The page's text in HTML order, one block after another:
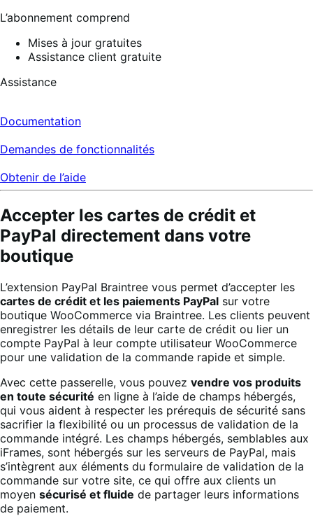
L’abonnement comprend
Mises à jour gratuites
Assistance client gratuite
Assistance
Documentation
Demandes de fonctionnalités
Obtenir de l’aide
Accepter les cartes de crédit et
PayPal directement dans votre
boutique
L’extension PayPal Braintree vous permet d’accepter les
cartes de crédit et les paiements PayPal sur votre
boutique WooCommerce via Braintree. Les clients peuvent
enregistrer les détails de leur carte de crédit ou lier un
compte PayPal à leur compte utilisateur WooCommerce
pour une validation de la commande rapide et simple.
Avec cette passerelle, vous pouvez vendre vos produits
en toute sécurité en ligne à l’aide de champs hébergés,
qui vous aident à respecter les prérequis de sécurité sans
sacrifier la flexibilité ou un processus de validation de la
commande intégré. Les champs hébergés, semblables aux
iFrames, sont hébergés sur les serveurs de PayPal, mais
s’intègrent aux éléments du formulaire de validation de la
commande sur votre site, ce qui offre aux clients un
moyen sécurisé et fluide de partager leurs informations
de paiement.